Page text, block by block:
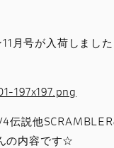
CLUB
月号が入荷しました
伝説他
の内容です☆